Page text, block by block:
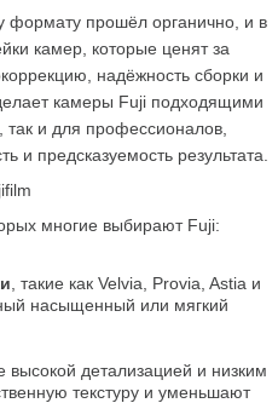
формату прошёл органично, и в
камер, которые ценят за
надёжность сборки и
камеры Fuji подходящими
так и для профессионалов,
и предсказуемость результата.
многие выбирают Fuji:
, такие как Velvia, Provia, Astia и
насыщенный или мягкий
высокой детализацией и низким
текстуру и уменьшают